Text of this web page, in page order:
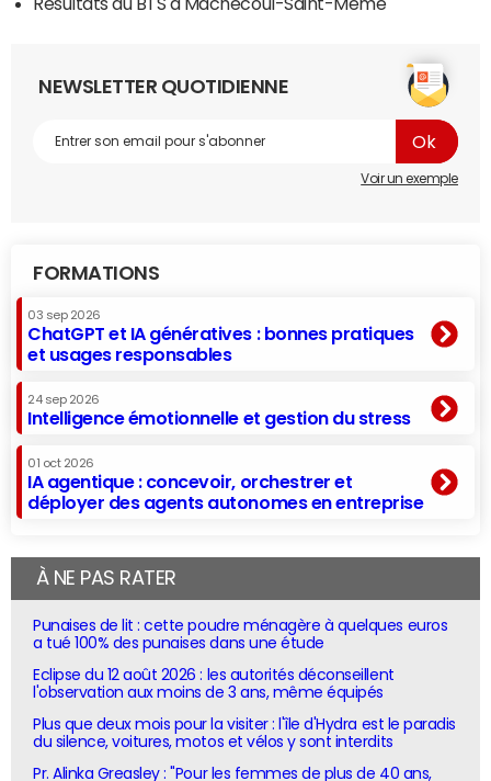
Résultats du BTS à Machecoul-Saint-Même
NEWSLETTER QUOTIDIENNE
Voir un exemple
FORMATIONS
03 sep 2026
ChatGPT et IA génératives : bonnes pratiques
et usages responsables
24 sep 2026
Intelligence émotionnelle et gestion du stress
01 oct 2026
IA agentique : concevoir, orchestrer et
déployer des agents autonomes en entreprise
À NE PAS RATER
Punaises de lit : cette poudre ménagère à quelques euros
a tué 100% des punaises dans une étude
Eclipse du 12 août 2026 : les autorités déconseillent
l'observation aux moins de 3 ans, même équipés
Plus que deux mois pour la visiter : l'île d'Hydra est le paradis
du silence, voitures, motos et vélos y sont interdits
Pr. Alinka Greasley : "Pour les femmes de plus de 40 ans,